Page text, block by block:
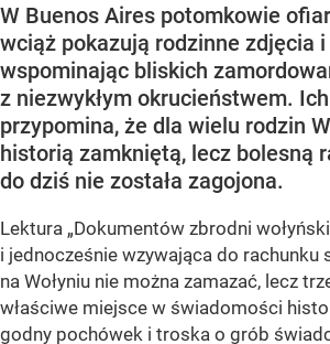
W Buenos Aires potomkowie
wciąż pokazują rodzinne zdjęcia i
wspominając bliskich
z niezwykłym okrucieństwem.
przypomina, że dla wielu rodzin
historią zamkniętą, lecz bolesną
do dziś nie została zagojona.
Lektura „Dokumentów zbrodni
i jednocześnie wzywająca do rachunku
na Wołyniu nie można zamazać, lecz
właściwe miejsce w świadomości
godny pochówek i troska o grób